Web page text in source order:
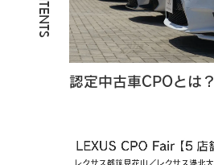
認定中古車CPOとは？